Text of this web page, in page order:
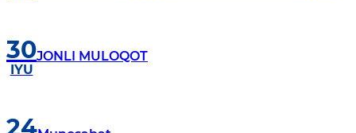
30
IYU
JONLI MULOQOT